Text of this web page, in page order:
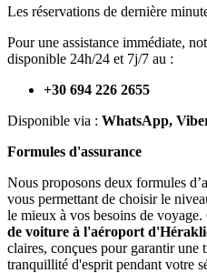
Les réservations de dernière
Pour une assistance immédiate,
disponible 24h/24 et 7j/7 au :
+30 694 226 2655
Disponible via : WhatsApp,
Formules d'assurance
Nous proposons deux formules
vous permettant de choisir le
le mieux à vos besoins de voyage.
de voiture à l'aéroport
claires, conçues pour garantir une
tranquillité d'esprit pendant votre